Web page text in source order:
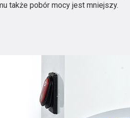
także pobór mocy jest mniejszy.